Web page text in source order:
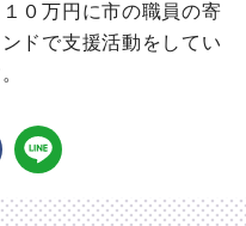
０万円に市の職員の寄
ドで支援活動をしてい